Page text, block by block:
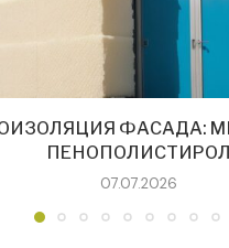
ФАСАДА:
ПЕНОПОЛИСТИРОЛ
07.07.2026